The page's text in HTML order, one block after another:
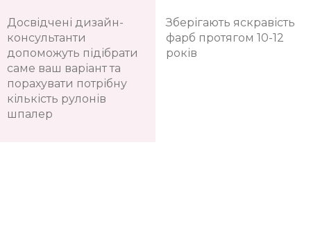
Досвідчені дизайн-
консультанти
допоможуть підібрати
саме ваш варіант та
порахувати потрібну
кількість рулонів
шпалер
Зберігають яскравість
фарб протягом 10-12
років